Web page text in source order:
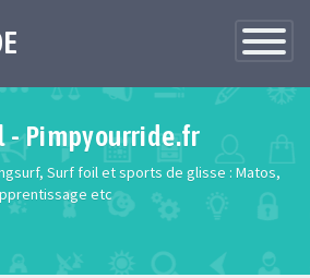
Toggle
- Pimpyourride.fr
Surf foil et sports de glisse : Matos,
etc